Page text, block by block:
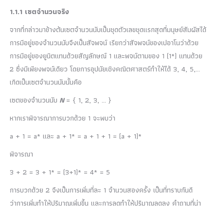
1.1.1 เซตจำนวนจริง
จากที่กล่าวมาข้างต้นเซตจำนวนนับเป็นชุดตัวเลขชุดแรกสุดที่มนุษย์สัมผัสได้
การมีอยู่ของจำนวนนับจึงเป็นสัจพจน์ เรียกว่าสัจพจน์ของเปอาโนว่าด้วย
การมีอยู่ของยูนิตแทนด้วยสัญลักษณ์ 1 และพจน์ตามของ 1 (1*) แทนด้วย
2 ซึ่งมีเพียงพจน์เดียว โดยการอุปนัยเชิงคณิตศาสตร์ทำให้ได้ 3, 4, 5,…
เกิดเป็นเซตจำนวนนับนั้นคือ
เซตของจำนวนนับ N= { 1, 2, 3, … }
หากเราพิจารณาการบวกด้วย 1 จะพบว่า
a + 1 = a* และ a + 1* = a + 1 + 1 = (a + 1)*
พิจารณา
3 + 2 = 3 + 1* = (3+1)* = 4* = 5
การบวกด้วย 2 จึงเป็นการเพิ่มที่ละ 1 จำนวนสองครั้ง เป็นที่ทราบกันดี
ว่าการเพิ่มทำให้ปริมาณเพิ่มขึ้น และการลดทำให้ปริมาณลดลง คำถามที่น่า